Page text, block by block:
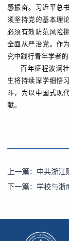
感振奋。习近平总
须坚持党的基本理
必须有效防范风险
全面从严治党。作
究中践行青年学者的
百年征程波澜
生将持续深学细悟
斗，为以中国式现
献。
上一篇： 中共浙江财
下一篇： 学校与浙